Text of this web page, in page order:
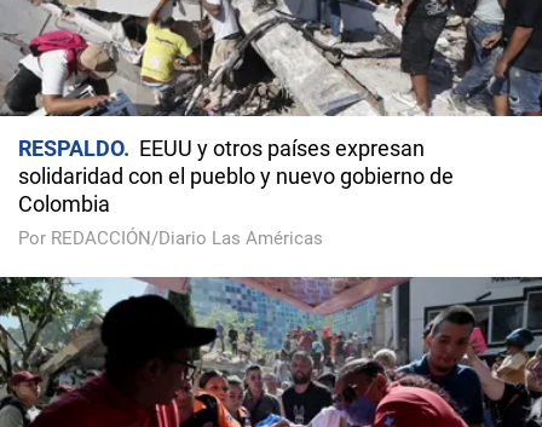
RESPALDO
EEUU y otros países expresan
solidaridad con el pueblo y nuevo gobierno de
Colombia
Por REDACCIÓN/Diario Las Américas